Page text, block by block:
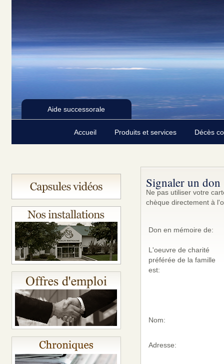
Aide successorale
Accueil Produits et services Décès
Signaler un don
Ne pas utiliser votre
chèque directement à
Don en mémoire de:
L'oeuvre de charité
préférée de la famille
est:
Nom:
Adresse: